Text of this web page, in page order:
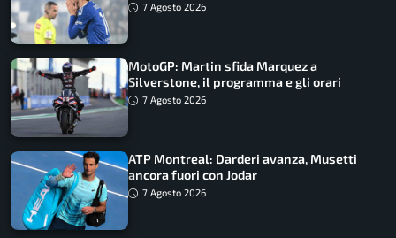
7 Agosto 2026
MotoGP: Martin sfida Marquez a
Silverstone, il programma e gli orari
7 Agosto 2026
ATP Montreal: Darderi avanza, Musetti
ancora fuori con Jodar
7 Agosto 2026